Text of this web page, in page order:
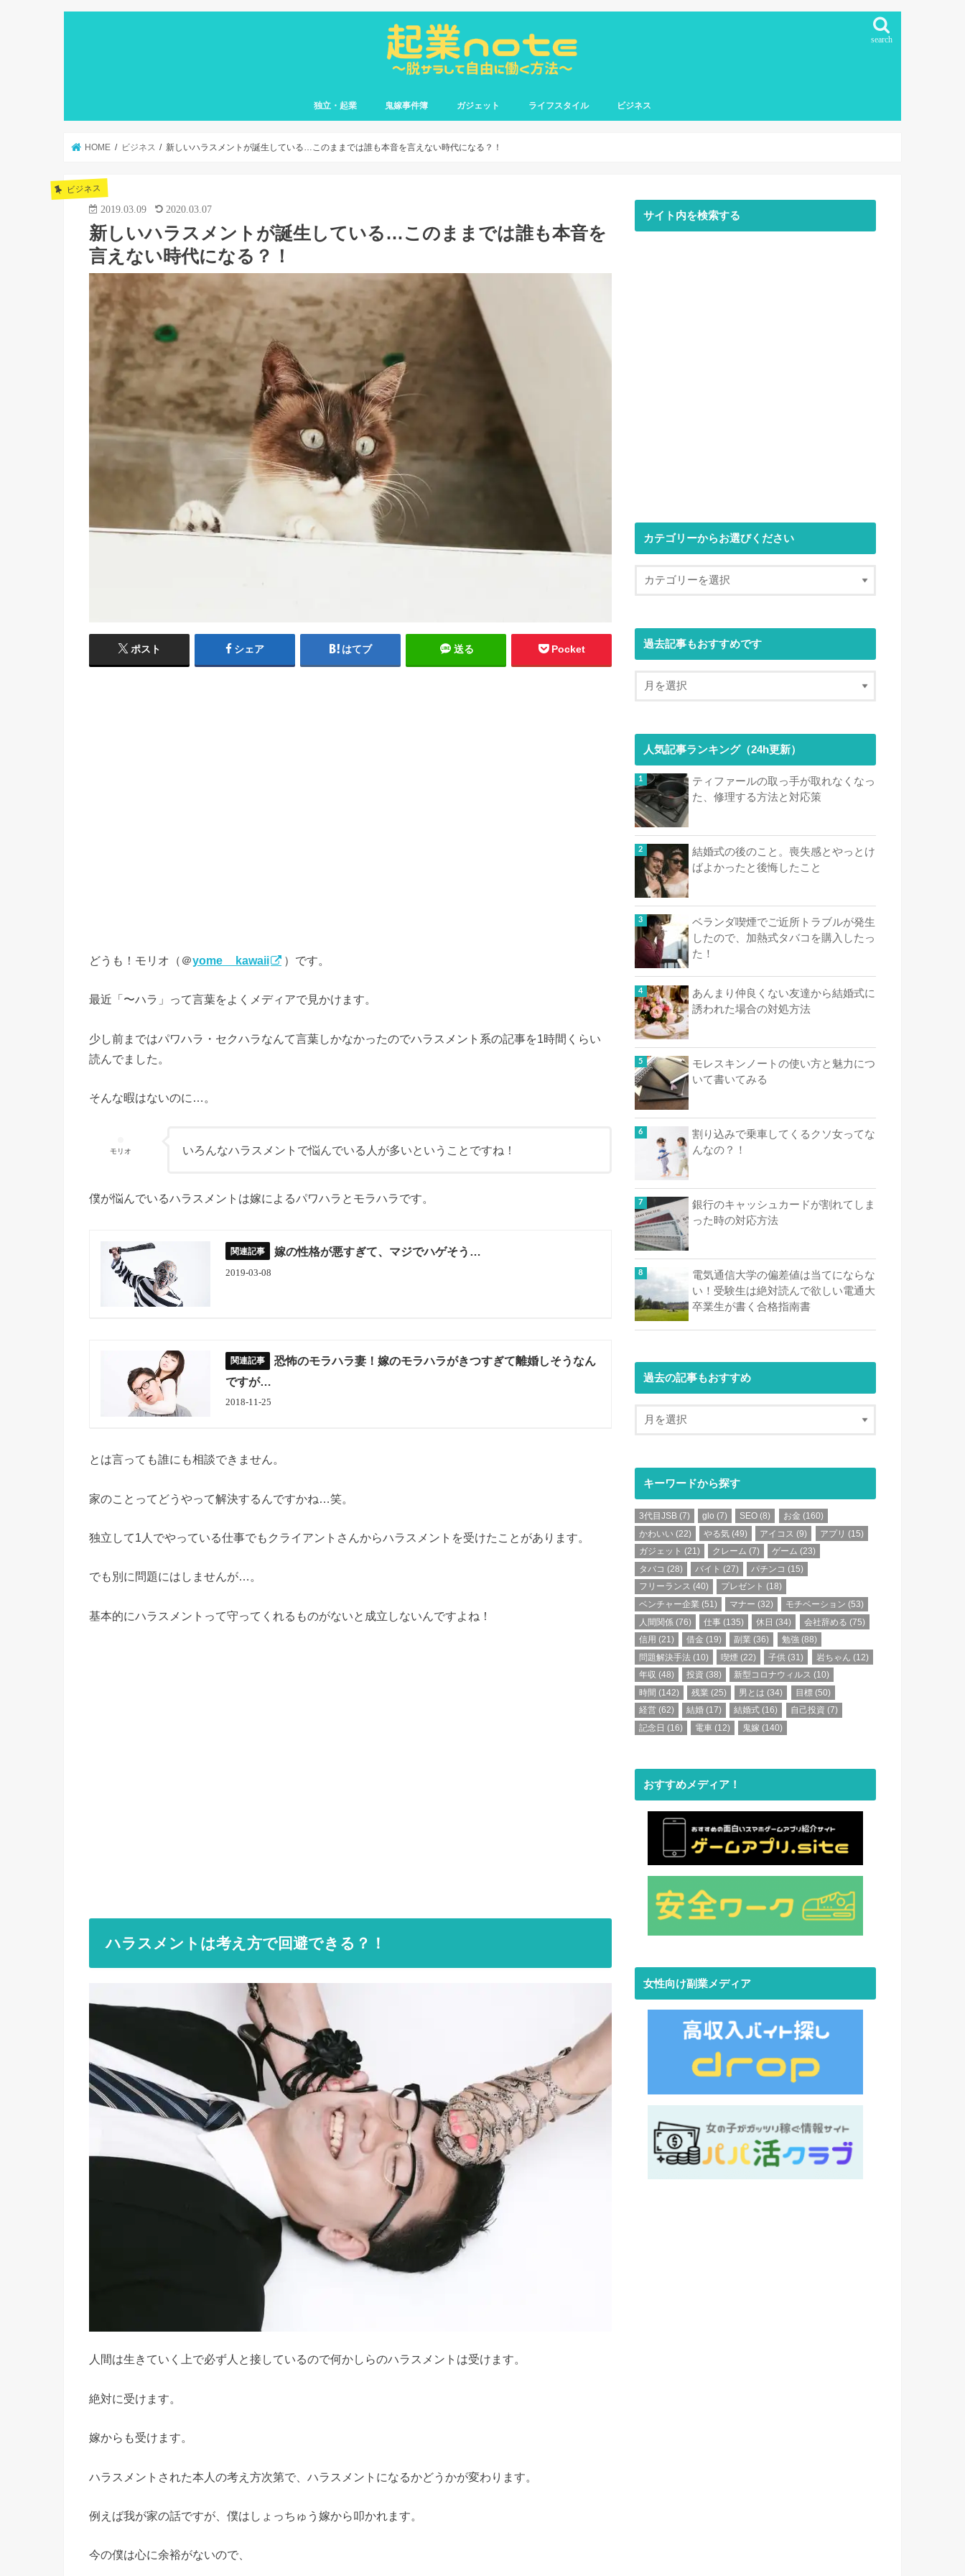
search
独立・起業 鬼嫁事件簿 ガジェット ライフスタイル ビジネス
HOME ビジネス 新しいハラスメントが誕生している…このままでは誰も本音を言えない時代になる？！
ビジネス
2019.03.09 2020.03.07
新しいハラスメントが誕生している…このままでは誰も本音を
言えない時代になる？！
ポスト シェア はてブ 送る Pocket
どうも！モリオ（＠yome__kawaii ）です。
最近「〜ハラ」って言葉をよくメディアで見かけます。
少し前まではパワハラ・セクハラなんて言葉しかなかったのでハラスメント系の記事を1時間くらい
読んでました。
そんな暇はないのに…。
モリオ いろんなハラスメントで悩んでいる人が多いということですね！
僕が悩んでいるハラスメントは嫁によるパワハラとモラハラです。
嫁の性格が悪すぎて、マジでハゲそう…
2019-03-08
恐怖のモラハラ妻！嫁のモラハラがきつすぎて離婚しそうなん
ですが…
2018-11-25
とは言っても誰にも相談できません。
家のことってどうやって解決するんですかね…笑。
独立して1人でやっている仕事でもクライアントさんからハラスメントを受けたことがあります。
でも別に問題にはしませんが…。
基本的にハラスメントって守ってくれるものがないと成立しないんですよね！
ハラスメントは考え方で回避できる？！
人間は生きていく上で必ず人と接しているので何かしらのハラスメントは受けます。
絶対に受けます。
嫁からも受けます。
ハラスメントされた本人の考え方次第で、ハラスメントになるかどうかが変わります。
例えば我が家の話ですが、僕はしょっちゅう嫁から叩かれます。
今の僕は心に余裕がないので、
サイト内を検索する
カテゴリーからお選びください
過去記事もおすすめです
人気記事ランキング（24h更新）
ティファールの取っ手が取れなくなっ
た、修理する方法と対応策
結婚式の後のこと。喪失感とやっとけ
ばよかったと後悔したこと
ベランダ喫煙でご近所トラブルが発生
したので、加熱式タバコを購入したっ
た！
あんまり仲良くない友達から結婚式に
誘われた場合の対処方法
モレスキンノートの使い方と魅力につ
いて書いてみる
割り込みで乗車してくるクソ女ってな
んなの？！
銀行のキャッシュカードが割れてしま
った時の対応方法
電気通信大学の偏差値は当てにならな
い！受験生は絶対読んで欲しい電通大
卒業生が書く合格指南書
過去の記事もおすすめ
キーワードから探す
3代目JSB (7) glo (7) SEO (8) お金 (160)
かわいい (22) やる気 (49) アイコス (9) アプリ (15)
ガジェット (21) クレーム (7) ゲーム (23)
タバコ (28) バイト (27) パチンコ (15)
フリーランス (40) プレゼント (18)
ベンチャー企業 (51) マナー (32) モチベーション (53)
人間関係 (76) 仕事 (135) 休日 (34) 会社辞める (75)
信用 (21) 借金 (19) 副業 (36) 勉強 (88)
問題解決手法 (10) 喫煙 (22) 子供 (31) 岩ちゃん (12)
年収 (48) 投資 (38) 新型コロナウィルス (10)
時間 (142) 残業 (25) 男とは (34) 目標(50)
経営 (62) 結婚 (17) 結婚式 (16) 自己投資 (7)
記念日 (16) 電車 (12) 鬼嫁 (140)
おすすめメディア！
女性向け副業メディア